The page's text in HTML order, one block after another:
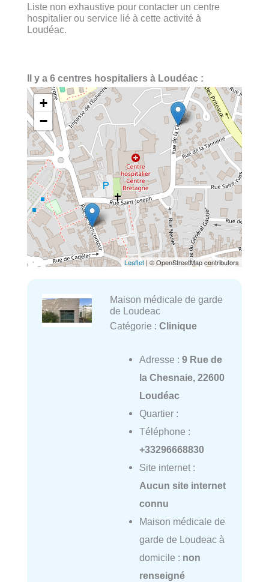
Liste non exhaustive pour contacter un centre
hospitalier ou service lié à cette activité à
Loudéac.
Il y a 6 centres hospitaliers à Loudéac :
+
−
Leaflet | © OpenStreetMap contributors
Maison médicale de garde
de Loudeac
Catégorie : Clinique
Adresse : 9 Rue de
la Chesnaie, 22600
Loudéac
Quartier :
Téléphone :
+33296668830
Site internet :
Aucun site internet
connu
Maison médicale de
garde de Loudeac à
domicile : non
renseigné